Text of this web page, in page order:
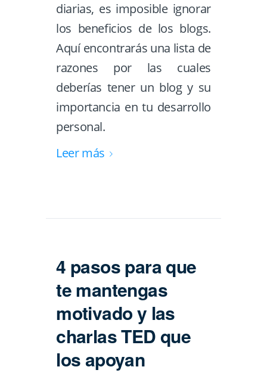
diarias, es imposible ignorar
los beneficios de los blogs.
Aquí encontrarás una lista de
razones por las cuales
deberías tener un blog y su
importancia en tu desarrollo
personal.
Leer más
4 pasos para que
te mantengas
motivado y las
charlas TED que
los apoyan